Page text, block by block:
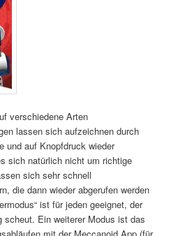
verschiedene Arten
lassen sich aufzeichnen durch
und auf Knopfdruck wieder
sich natürlich nicht um richtige
sich sehr schnell
die dann wieder abgerufen werden
ist für jeden geeignet, der
scheut. Ein weiterer Modus ist das